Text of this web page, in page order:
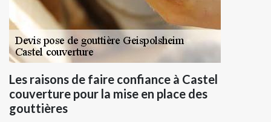
Les raisons de faire confiance à Castel
couverture pour la mise en place des
gouttières